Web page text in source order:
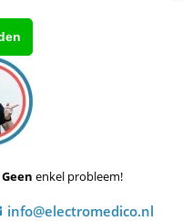
Geen enkel probleem!
info@electromedico.nl